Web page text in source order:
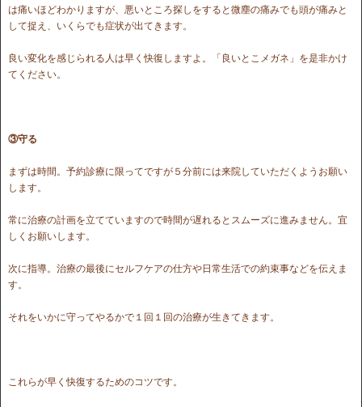
は痛いほどわかりますが、悪いところ探しをすると微塵の痛みでも頭が痛みと
して捉え、いくらでも症状が出てきます。
良い変化を感じられる人は早く快復しますよ。「良いとこメガネ」を是非かけ
てください。
③守る
まずは時間。予約診療に限ってですが５分前には来院していただくようお願い
します。
常に治療の計画を立てていますので時間が遅れるとスムーズに進みません。宜
しくお願いします。
次に指導。治療の最後にセルフケアの仕方や日常生活での約束事などを伝えま
す。
それをいかに守ってやるかで１回１回の治療が生きてきます。
これらが早く快復するためのコツです。